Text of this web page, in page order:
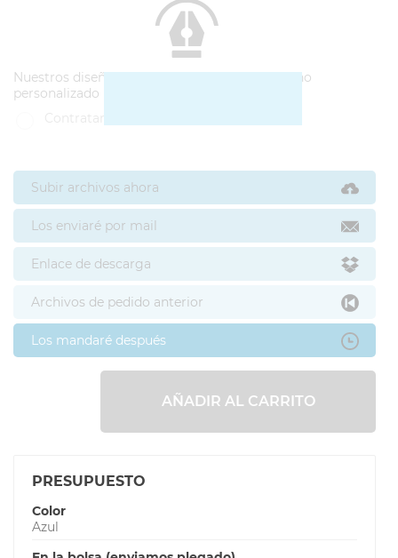
Nuestros diseñadores pueden hacerte un diseño
personalizado
Subir archivos ahora
Los enviaré por mail
Enlace de descarga
Archivos de pedido anterior
Los mandaré después
AÑADIR AL CARRITO
PRESUPUESTO
Color
Azul